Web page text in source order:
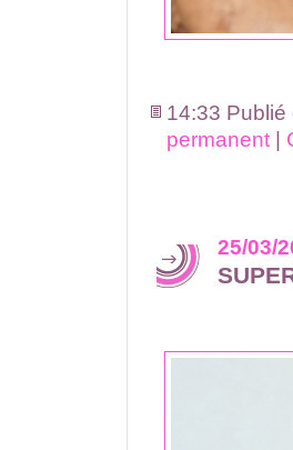
14:33
permanent
25/03/